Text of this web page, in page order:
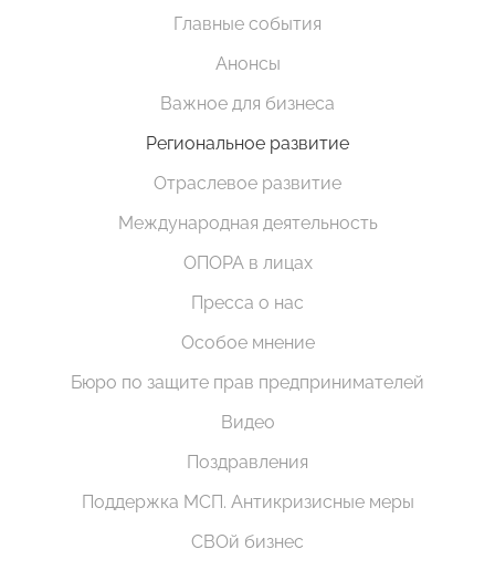
Главные события
Анонсы
Важное для бизнеса
Региональное развитие
Отраслевое развитие
Международная деятельность
ОПОРА в лицах
Пресса о нас
Особое мнение
Бюро по защите прав предпринимателей
Видео
Поздравления
Поддержка МСП. Антикризисные меры
СВОй бизнес